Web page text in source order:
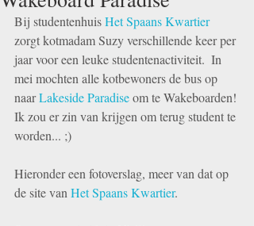
Bij studentenhuis Het Spaans Kwartier
zorgt kotmadam Suzy verschillende keer per
jaar voor een leuke studentenactiviteit.  In
mei mochten alle kotbewoners de bus op
naar Lakeside Paradise om te Wakeboarden!
Ik zou er zin van krijgen om terug student te
worden... ;)
Hieronder een fotoverslag, meer van dat op
de site van Het Spaans Kwartier.